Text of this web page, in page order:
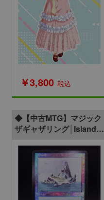
￥3,800 税込
◆【中古MTG】マジック
ザギャザリング│Island/
【EN/プロモ】